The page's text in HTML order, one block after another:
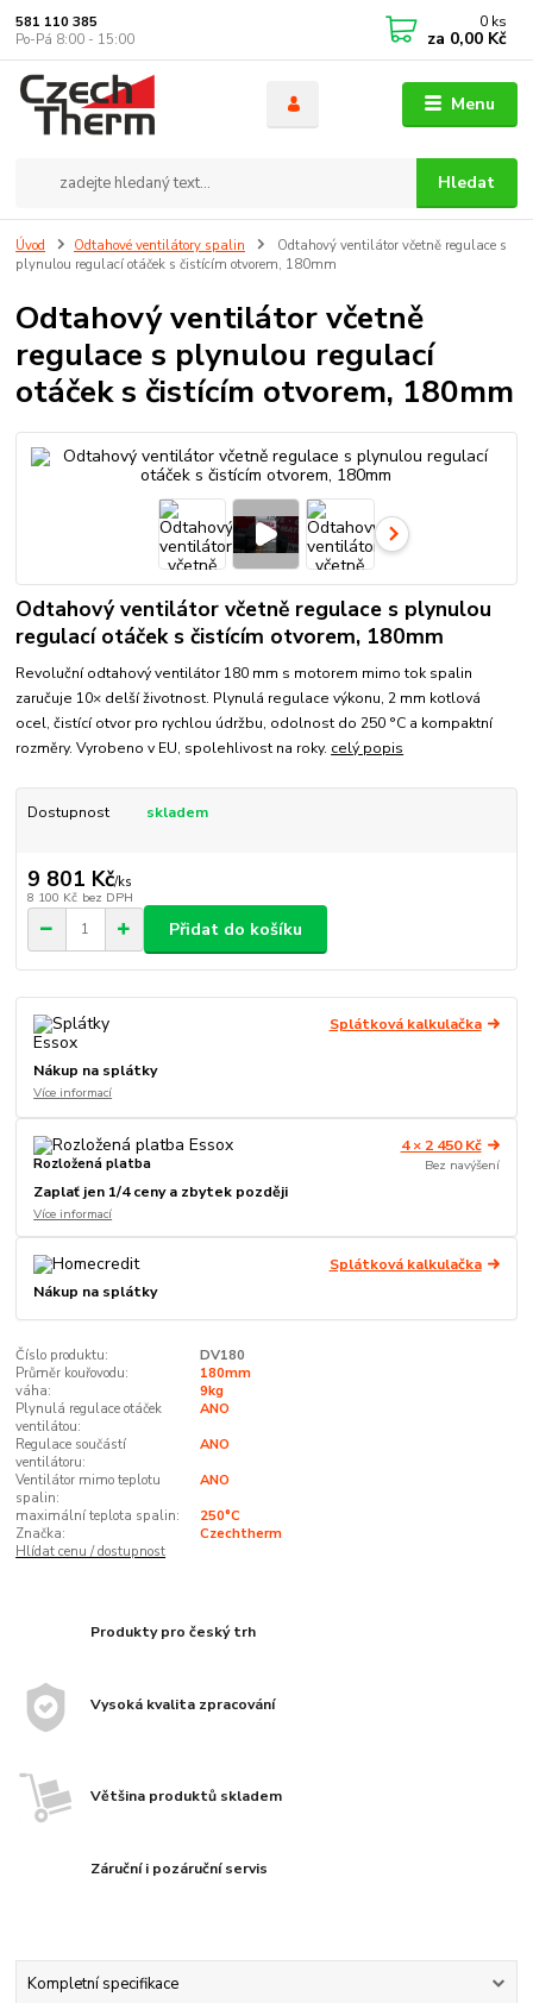
Menu
Hledat
581 110 385
Po-Pá 8:00 - 15:00
0 ks
za 0,00 Kč
Úvod Odtahové ventilátory spalin
Odtahový ventilátor včetně regulace s
plynulou regulací otáček s čistícím otvorem, 180mm
Odtahový ventilátor včetně
regulace s plynulou regulací
otáček s čistícím otvorem, 180mm
Odtahový ventilátor včetně regulace s plynulou
regulací otáček s čistícím otvorem, 180mm
Revoluční odtahový ventilátor 180 mm s motorem mimo tok spalin
zaručuje 10× delší životnost. Plynulá regulace výkonu, 2 mm kotlová
ocel, čistící otvor pro rychlou údržbu, odolnost do 250 °C a kompaktní
rozměry. Vyrobeno v EU, spolehlivost na roky. celý popis
Dostupnost skladem
9 801 Kč/ks
8 100 Kč bez DPH
Přidat do košíku
Splátková kalkulačka
Nákup na splátky
Více informací
Rozložená platba
4 × 2 450 Kč
Bez navýšení
Zaplať jen 1/4 ceny a zbytek později
Více informací
Splátková kalkulačka
Nákup na splátky
Číslo produktu:
DV180
Průměr kouřovodu:
180mm
váha:
9kg
Plynulá regulace otáček
ventilátou:
ANO
Regulace součástí
ventilátoru:
ANO
Ventilátor mimo teplotu
spalin:
ANO
maximální teplota spalin:
250°C
Značka:
Czechtherm
Hlídat cenu / dostupnost
Produkty pro český trh
Vysoká kvalita zpracování
Většina produktů skladem
Záruční i pozáruční servis
Kompletní specifikace